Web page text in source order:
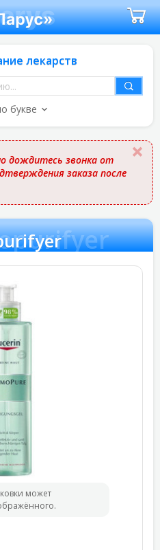
лекарств
букве
дождитесь звонка от
заказа после
может